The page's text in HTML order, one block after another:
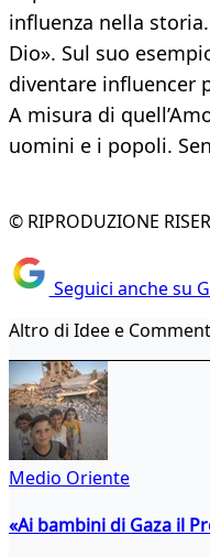
influenza nella
Dio». Sul suo
diventare influencer
A misura di
uomini e i popoli.
© RIPRODUZIONE
Seguici anche su
Altro di Idee e
Medio Oriente
«Ai bambini di Gaza il